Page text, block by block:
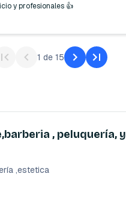
y profesionales 👍
1 de 15
, peluquería, y
,estetica